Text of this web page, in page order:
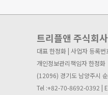
트리플앤 주식회사
대표 한정화 | 사업자 등록
개인정보관리책임자 한정화
(12096) 경기도 남양주시
Tel :+82-70-8692-0392 |